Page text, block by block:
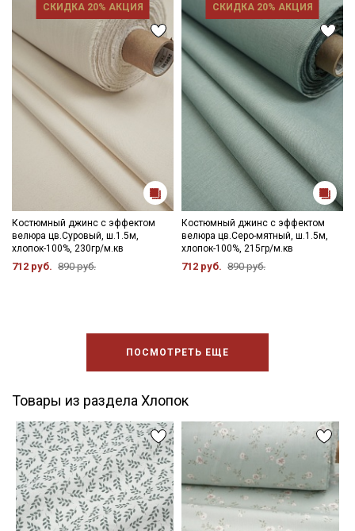
СКИДКА 20% АКЦИЯ
Костюмный джинс с эффектом
велюра цв.Суровый, ш.1.5м,
хлопок-100%, 230гр/м.кв
712 руб. 890 руб.
СКИДКА 20% АКЦИЯ
Костюмный джинс с эффектом
велюра цв.Серо-мятный, ш.1.5м,
хлопок-100%, 215гр/м.кв
712 руб. 890 руб.
ПОСМОТРЕТЬ ЕЩЕ
Товары из раздела Хлопок